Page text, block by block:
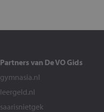
Partners van De VO Gids
gymnasia.nl
leergeld.nl
saarisnietgek